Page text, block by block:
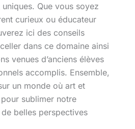
Que vous soyez
curieux ou éducateur
ici des conseils
dans ce domaine ainsi
venues d’anciens élèves
accomplis. Ensemble,
un monde où art et
sublimer notre
belles perspectives